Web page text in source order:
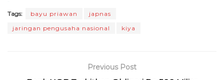
o
k
p
Tags: bayu priawan
japnas
jaringan pengusaha nasional
kiya
Previous Post